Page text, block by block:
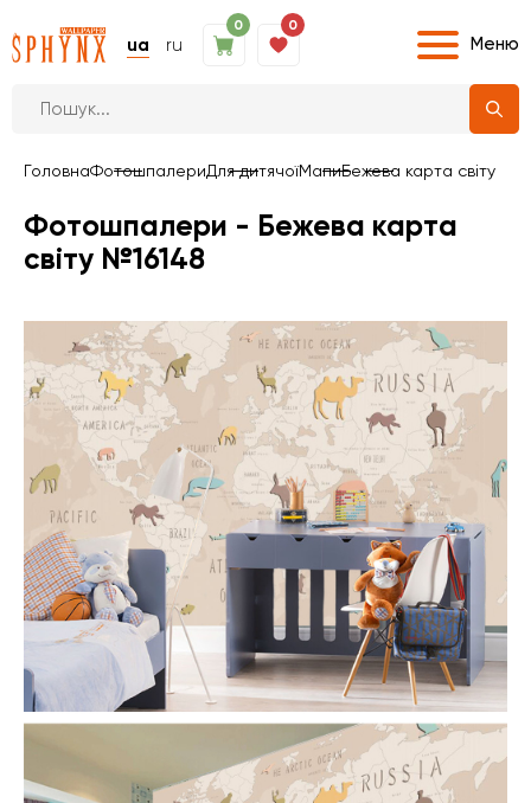
ua ru
0 0
Меню
ГоловнаФотошпалериДля дитячоїМапиБежева карта світу
Фотошпалери - Бежева карта
світу №16148